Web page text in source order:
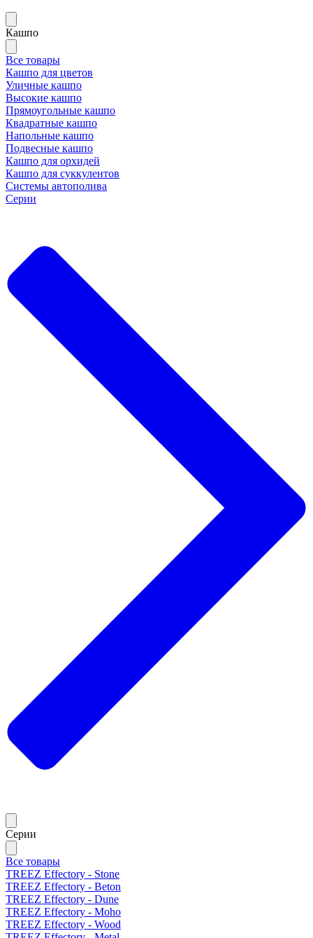
Кашпо
Все товары
Кашпо для цветов
Уличные кашпо
Высокие кашпо
Прямоугольные кашпо
Квадратные кашпо
Напольные кашпо
Подвесные кашпо
Кашпо для орхидей
Кашпо для суккулентов
Системы автополива
Серии
Серии
Все товары
TREEZ Effectory - Stone
TREEZ Effectory - Beton
TREEZ Effectory - Dune
TREEZ Effectory - Moho
TREEZ Effectory - Wood